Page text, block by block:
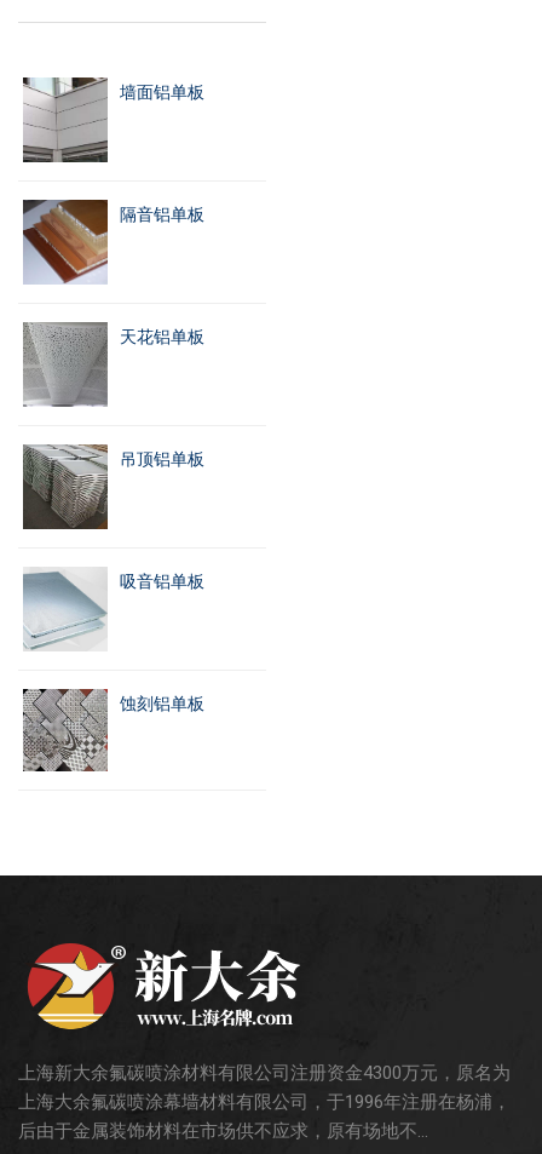
墙面铝单板
隔音铝单板
天花铝单板
吊顶铝单板
吸音铝单板
蚀刻铝单板
上海新大余氟碳喷涂材料有限公司注册资金4300万元，原名为
上海大余氟碳喷涂幕墙材料有限公司，于1996年注册在杨浦，
后由于金属装饰材料在市场供不应求，原有场地不...